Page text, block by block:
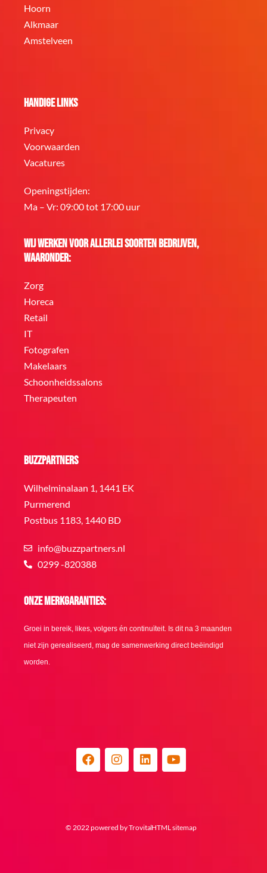
Hoorn
Alkmaar
Amstelveen
Handige links
Privacy
Voorwaarden
Vacatures
Openingstijden:
Ma – Vr: 09:00 tot 17:00 uur
Wij werken voor allerlei soorten bedrijven,
waaronder:
Zorg
Horeca
Retail
IT
Fotografen
Makelaars
Schoonheidssalons
Therapeuten
BuzzPartners
Wilhelminalaan 1, 1441 EK
Purmerend
Postbus 1183, 1440 BD
info@buzzpartners.nl
0299 -820388
Onze merkgaranties:
Groei in bereik, likes, volgers én continuïteit. Is dit na 3 maanden
niet zijn gerealiseerd, mag de samenwerking direct beëindigd
worden.
© 2022 powered by TrovitaHTML sitemap
F
a
c
o
k
I
n
s
r
L
i
n
i
Y
o
u
e